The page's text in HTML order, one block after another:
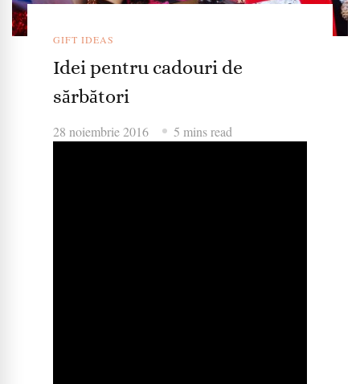
GIFT IDEAS
Idei pentru cadouri de
sărbători
28 noiembrie 2016 5 mins read